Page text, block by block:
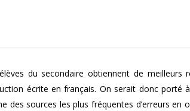
du secondaire obtiennent de meilleurs
écrite en français. On serait donc porté
des sources les plus fréquentes d’erreurs en